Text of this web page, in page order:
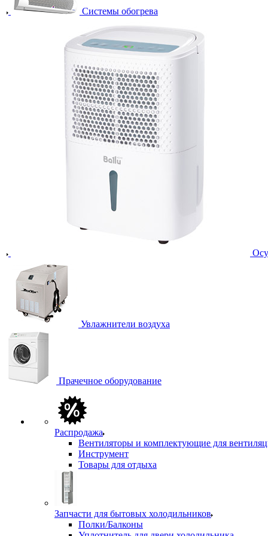
Системы обогрева
Увлажнители воздуха
Прачечное оборудование
Распродажа
Вентиляторы и комплектующие для
Инструмент
Товары для отдыха
Запчасти для бытовых холодильников
Полки/Балконы